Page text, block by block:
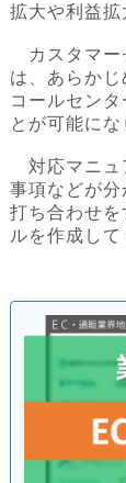
拡大や利益拡
カスタマー
は、あらかじ
コールセン
とが可能にな
対応マニュ
事項などが分
打ち合わせ
ルを作成して